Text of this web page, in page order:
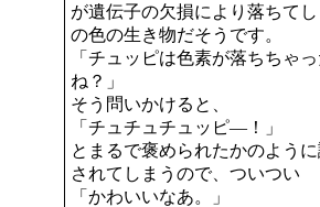
が遺伝子の欠損により落ちて
の色の生き物だそうです。
「チュッピは色素が落ちちゃ
ね？」
そう問いかけると、
「チュチュチュッピ―！」
とまるで褒められたかのよう
されてしまうので、ついつい
「かわいいなあ。」